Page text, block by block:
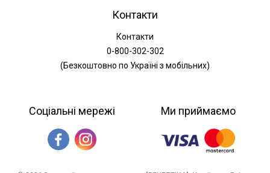
Контакти
Контакти
0-800-302-302
(Безкоштовно по Україні з мобільних)
Соціальні мережі Ми приймаємо